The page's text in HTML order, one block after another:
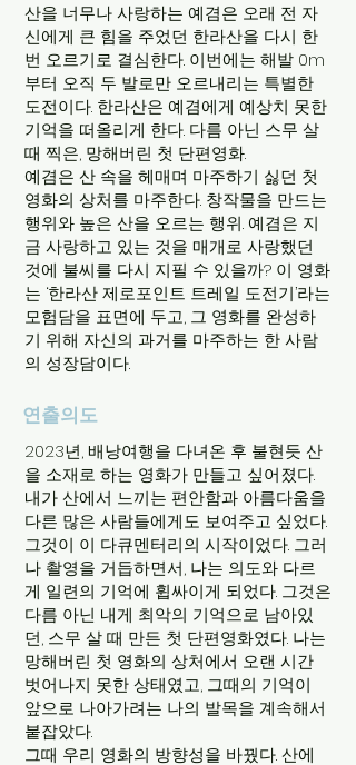
산을 너무나 사랑하는 예겸은 오래 전 자
신에게 큰 힘을 주었던 한라산을 다시 한
번 오르기로 결심한다. 이번에는 해발 0m
부터 오직 두 발로만 오르내리는 특별한
도전이다. 한라산은 예겸에게 예상치 못한
기억을 떠올리게 한다. 다름 아닌 스무 살
때 찍은, 망해버린 첫 단편영화.
예겸은 산 속을 헤매며 마주하기 싫던 첫
영화의 상처를 마주한다. 창작물을 만드는
행위와 높은 산을 오르는 행위. 예겸은 지
금 사랑하고 있는 것을 매개로 사랑했던
것에 불씨를 다시 지필 수 있을까? 이 영화
는 ‘한라산 제로포인트 트레일 도전기’라는
모험담을 표면에 두고, 그 영화를 완성하
기 위해 자신의 과거를 마주하는 한 사람
의 성장담이다.
연출의도
2023년, 배낭여행을 다녀온 후 불현듯 산
을 소재로 하는 영화가 만들고 싶어졌다.
내가 산에서 느끼는 편안함과 아름다움을
다른 많은 사람들에게도 보여주고 싶었다.
그것이 이 다큐멘터리의 시작이었다. 그러
나 촬영을 거듭하면서, 나는 의도와 다르
게 일련의 기억에 휩싸이게 되었다. 그것은
다름 아닌 내게 최악의 기억으로 남아있
던, 스무 살 때 만든 첫 단편영화였다. 나는
망해버린 첫 영화의 상처에서 오랜 시간
벗어나지 못한 상태였고, 그때의 기억이
앞으로 나아가려는 나의 발목을 계속해서
붙잡았다.
그때 우리 영화의 방향성을 바꿨다. 산에